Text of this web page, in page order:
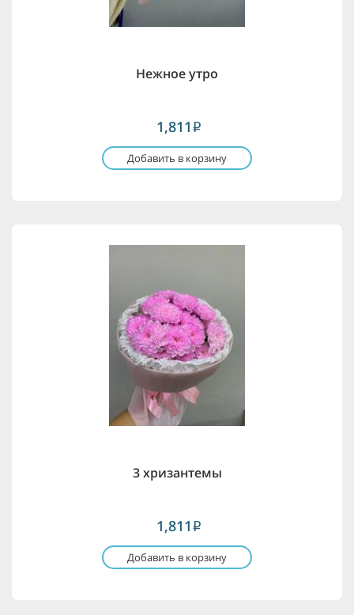
Нежное утро
1,811 i
Добавить в корзину
3 хризантемы
1,811 i
Добавить в корзину